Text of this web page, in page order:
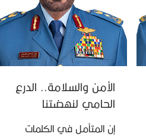
الأمن والسلامة.. الدرع
الحامي لنهضتنا
الصناعية والتقنية
إن المتأمل في الكلمات